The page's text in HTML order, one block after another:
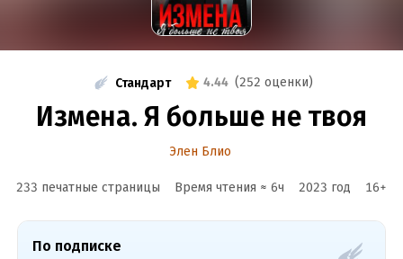
Стандарт 4.44 (252 оценки)
Измена. Я больше не твоя
Элен Блио
233 печатные страницы Время чтения ≈ 6ч 2023 год 16+
По подписке